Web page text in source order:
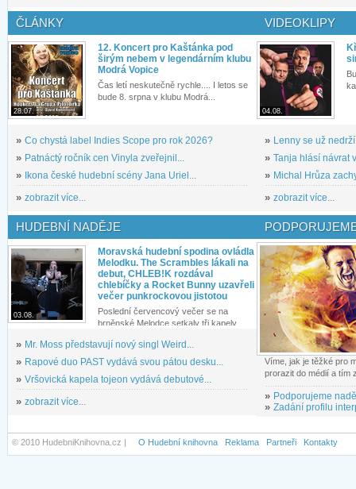
ČLÁNKY
28.07.
12. Koncert pro Kaštánka pod
širým nebem v legendárním klubu
Modrá Vopice
Čas letí neskutečně rychle.... I letos se
bude 8. srpna v klubu Modrá...
» Co chystá label Indies Scope pro rok 2026?
» Patnáctý ročník cen Vinyla zveřejnil...
» Ikona české hudební scény Jana Uriel...
» zobrazit více...
VIDEOKLIPY
04.08.
» Lenny se už
» Tanja hlásí návrat
» Michal Hrůza
» zobrazit více...
HUDEBNÍ NADĚJE
03.08.
Moravská hudební spodina ovládla
Melodku. The Scrambles lákali na
debut, CHLEB!K rozdával
chlebíčky a Rocket Bunny uzavřeli
večer punkrockovou jistotou
Poslední červencový večer se na
brněnské Melodce setkaly tři kapely...
» Mr. Moss představují nový singl Weird...
» Rapové duo PAST vydává svou pátou desku...
» Vršovická kapela tojeon vydává debutové...
» zobrazit více...
Víme, jak je těžké pro
prorazit do médií a tím
» Podporujeme
» Zadání profilu
© 2010 HudebniKnihovna.cz | O Hudební knihovna Reklama Partneři Kontakty